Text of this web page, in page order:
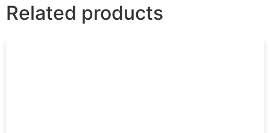
Related products